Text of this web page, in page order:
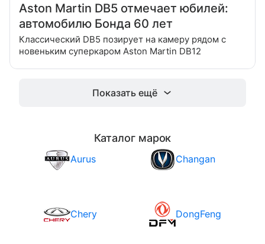
Aston Martin DB5 отмечает юбилей:
автомобилю Бонда 60 лет
Классический DB5 позирует на камеру рядом с
новеньким суперкаром Aston Martin DB12
Показать ещё
Каталог марок
Aurus Changan
Chery DongFeng